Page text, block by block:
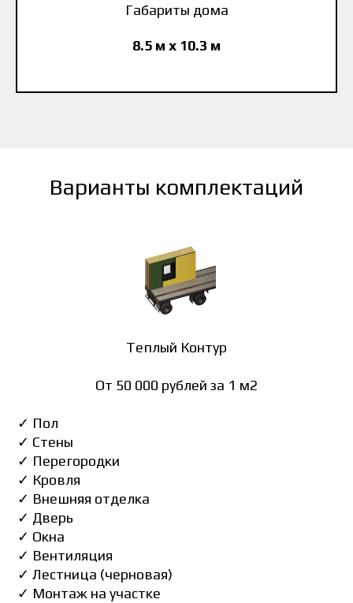
Габариты дома
8.5 м x 10.3 м
Варианты комплектаций
Теплый Контур
От 50 000 рублей за 1 м2
✓ Пол
✓ Стены
✓ Перегородки
✓ Кровля
✓ Внешняя отделка
✓ Дверь
✓ Окна
✓ Вентиляция
✓ Лестница (черновая)
✓ Монтаж на участке